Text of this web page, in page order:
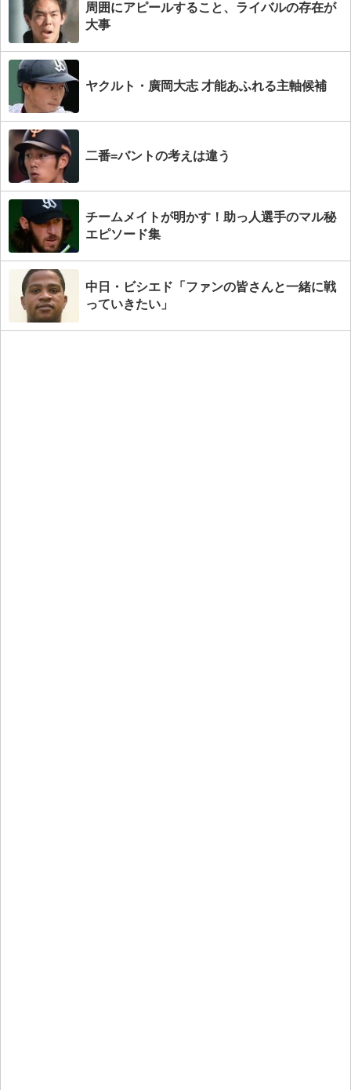
周囲にアピールすること、ライバルの存在が
大事
ヤクルト・廣岡大志 才能あふれる主軸候補
二番=バントの考えは違う
チームメイトが明かす！助っ人選手のマル秘
エピソード集
中日・ビシエド「ファンの皆さんと一緒に戦
っていきたい」